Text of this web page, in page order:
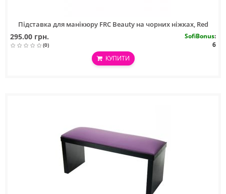
Підставка для манікюру FRC Beauty на чорних ніжках, Red
295.00 грн.
(0)
SofiBonus:
6
КУПИТИ